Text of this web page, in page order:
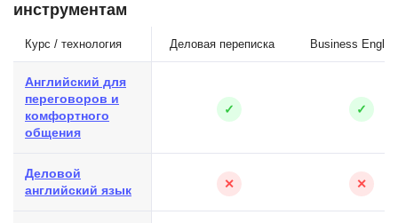
инструментам
Курс / технология Деловая переписка Business
Английский для
переговоров и
комфортного
общения
✓ ✓
Деловой
английский язык
✕ ✕